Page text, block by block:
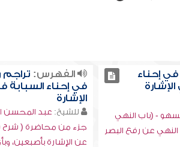
إحناء
- (باب النهي
النهي عن رفع البصر
الفهرس: تراجم
في إحناء السبابة
الإشارة
للشيخ: عبد المحسن
جزء من محاضرة ( شرح
عن الإشارة بأصبعين،